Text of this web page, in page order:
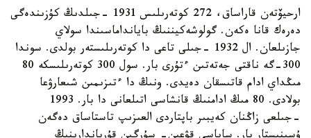
ارحيۆتەن قاراساق، 272 كوتەرىلىس 1931 -جىلدىڭ كۇزىندەگى
دەرەك قانا ەكەن. گولوشەكيننىڭ بايانداماسىندا سولاي
جازىلعان. ال 1932 -جىلى تاعى دا كوتەرىلىستەر بولدى. سوندا
300-گە ناقتى جەتەتىن ءتۇرى بار. سول 300 كوتەرىلىسكە 80
مىڭداي ادام قاتىسقان دەيدى. ونىڭ دا ءتىزىمىن شىعارۋعا
بولادى. 80 مىڭ ادامنىڭ قانشاسى اتىلعانى دا بار. 1993
-جىلعى زاڭنان كەيبىر باپتاردى العىزىپ تاستاساق دەگەن